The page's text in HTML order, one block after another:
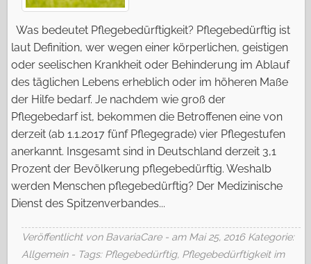
Was bedeutet Pflegebedürftigkeit? Pflegebedürftig ist
laut Definition, wer wegen einer körperlichen, geistigen
oder seelischen Krankheit oder Behinderung im Ablauf
des täglichen Lebens erheblich oder im höheren Maße
der Hilfe bedarf. Je nachdem wie groß der
Pflegebedarf ist, bekommen die Betroffenen eine von
derzeit (ab 1.1.2017 fünf Pflegegrade) vier Pflegestufen
anerkannt. Insgesamt sind in Deutschland derzeit 3,1
Prozent der Bevölkerung pflegebedürftig. Weshalb
werden Menschen pflegebedürftig? Der Medizinische
Dienst des Spitzenverbandes...
Veröffentlicht von BavariaCare - am Mai 25, 2016 Kategorie:
Allgemein- Tags: Pflegebedürftig, Pflegebedürftigkeit im